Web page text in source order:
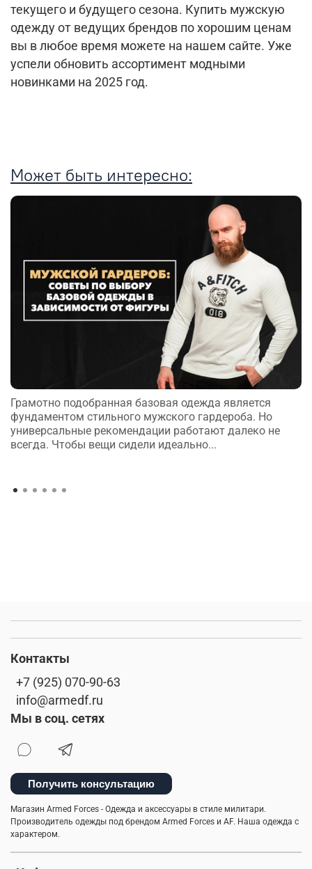
текущего и будущего сезона. Купить мужскую
одежду от ведущих брендов по хорошим ценам
вы в любое время можете на нашем сайте. Уже
успели обновить ассортимент модными
новинками на 2025 год.
Может быть интересно:
Грамотно подобранная базовая одежда является
фундаментом стильного мужского гардероба. Но
универсальные рекомендации работают далеко не
всегда. Чтобы вещи сидели идеально...
Контакты
+7 (925) 070-90-63
info@armedf.ru
Мы в соц. сетях
Получить консультацию
Магазин Armed Forces - Одежда и аксессуары в стиле милитари.
Производитель одежды под брендом Armed Forces и AF. Наша одежда с
характером.